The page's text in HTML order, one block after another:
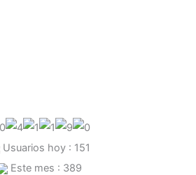
Usuarios hoy : 151
Este mes : 389